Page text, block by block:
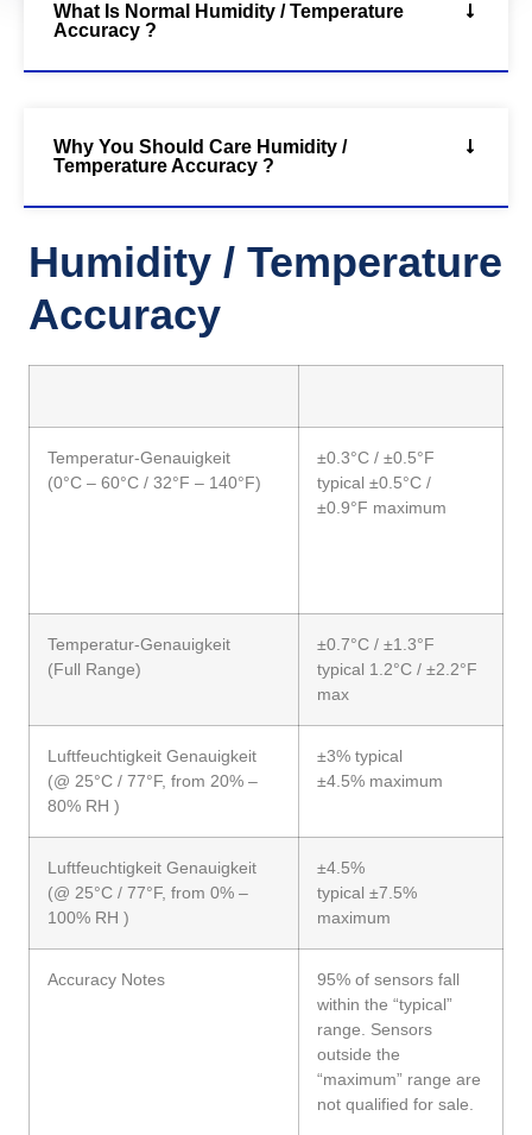
What Is Normal Humidity / Temperature
Accuracy ?
Why You Should Care Humidity /
Temperature Accuracy ?
Humidity / Temperature
Accuracy
Temperatur-Genauigkeit
(0°C – 60°C / 32°F – 140°F)
±0.3°C / ±0.5°F
typical ±0.5°C /
±0.9°F maximum
Temperatur-Genauigkeit
(Full Range)
±0.7°C / ±1.3°F
typical 1.2°C / ±2.2°F
max
Luftfeuchtigkeit Genauigkeit
(@ 25°C / 77°F, from 20% –
80% RH )
±3% typical
±4.5% maximum
Luftfeuchtigkeit Genauigkeit
(@ 25°C / 77°F, from 0% –
100% RH )
±4.5%
typical ±7.5%
maximum
Accuracy Notes
95% of sensors fall
within the “typical”
range. Sensors
outside the
“maximum” range are
not qualified for sale.